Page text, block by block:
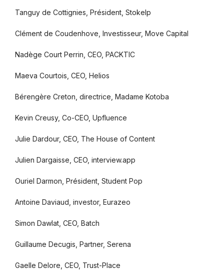
Tanguy de Cottignies, Président, Stokelp
Clément de Coudenhove, Investisseur, Move Capital
Nadège Court Perrin, CEO, PACKTIC
Maeva Courtois, CEO, Helios
Bérengère Creton, directrice, Madame Kotoba
Kevin Creusy, Co-CEO, Upfluence
Julie Dardour, CEO, The House of Content
Julien Dargaisse, CEO, interview.app
Ouriel Darmon, Président, Student Pop
Antoine Daviaud, investor, Eurazeo
Simon Dawlat, CEO, Batch
Guillaume Decugis, Partner, Serena
Gaelle Delore, CEO, Trust-Place